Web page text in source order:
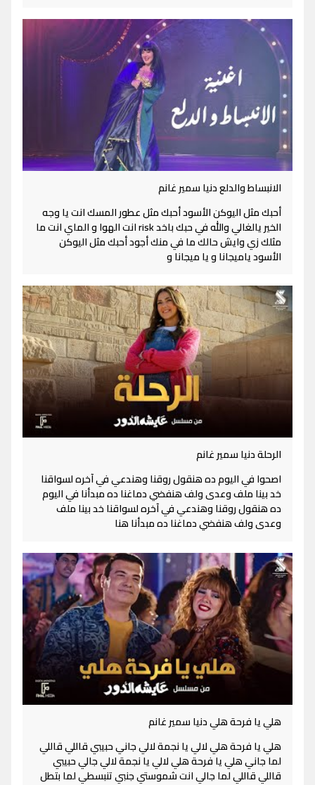
الانبساط والدلع دنيا سمير غانم
أحبك مثل اليوكن الأسود أحبك مثل عطور المسك انت يا وجه
الخير يالغالي والله في حبك باخد risk انت الهوا و الماي انت ما
مثلك زي وايش حالك ما في منك أجود أحبك مثل اليوكن
الأسود ياميجانا و يا ميجانا و
الرحلة دنيا سمير غانم
اصحوا في اليوم ده هنقول روقنا وهندعي في آخره لسواقنا
خد بينا ملف وعدى ولف هنفضي دماغنا ده مبدأنا في اليوم
ده هنقول روقنا وهندعي في آخره لسواقنا خد بينا ملف
وعدى ولف هنفضي دماغنا ده مبدأنا هنا
هلي يا فرحة هلي دنيا سمير غانم
هلي يا فرحة هلي لالي يا نجمة لالي جاني حبيبي قاللي قاللي
لما جاني هلي يا فرحة هلي لالي يا نجمة لالي جالي حبيبي
قاللي قاللي لما جالي انت شموستي جنبي تنبسطي لما بتطل